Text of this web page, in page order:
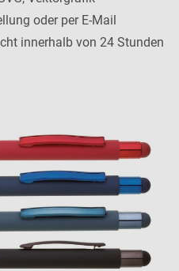
oder per E-Mail
innerhalb von 24 Stunden